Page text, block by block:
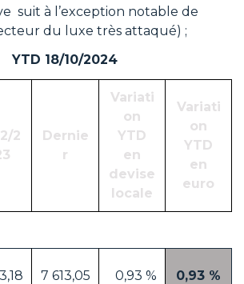
suit à l’exception notable de
du luxe très attaqué) ;
YTD 18/10/2024
2
Dernie
r
Variati
on
YTD
en
devise
locale
Variati
on
YTD
en
euro
7 613,05 0,93 % 0,93 %